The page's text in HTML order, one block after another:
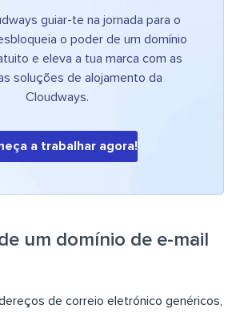
guiar-te na jornada para o
o poder de um domínio
e eleva a tua marca com as
soluções de alojamento da
Cloudways.
a trabalhar agora!
um domínio de e-mail
de correio eletrónico genéricos,